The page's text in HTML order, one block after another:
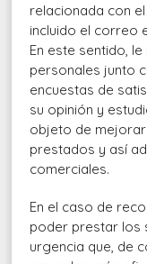
relacionada con
incluido el correo
En este sentido,
personales junto
encuestas de
su opinión y
objeto de
prestados y así
comerciales.
En el caso de
poder prestar los
urgencia que, de